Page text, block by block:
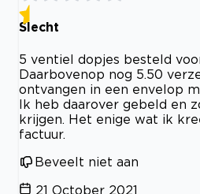
Slecht
5 ventiel dopjes besteld
Daarbovenop nog 5.50
ontvangen in een envelop
Ik heb daarover gebeld en
krijgen. Het enige wat ik
factuur.
Beveelt niet aan
21 October 2021